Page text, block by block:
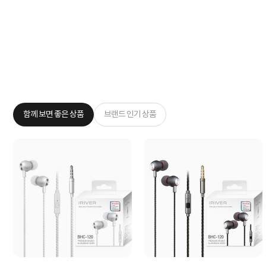
함께 보면 좋은 상품 브랜드 인기 상품